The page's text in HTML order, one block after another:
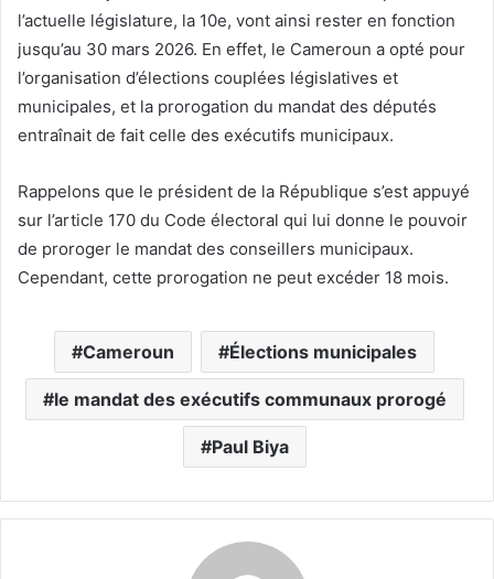
l’actuelle législature, la 10e, vont ainsi rester en fonction
jusqu’au 30 mars 2026. En effet, le Cameroun a opté pour
l’organisation d’élections couplées législatives et
municipales, et la prorogation du mandat des députés
entraînait de fait celle des exécutifs municipaux.
Rappelons que le président de la République s’est appuyé
sur l’article 170 du Code électoral qui lui donne le pouvoir
de proroger le mandat des conseillers municipaux.
Cependant, cette prorogation ne peut excéder 18 mois.
Cameroun Élections municipales
le mandat des exécutifs communaux prorogé
Paul Biya